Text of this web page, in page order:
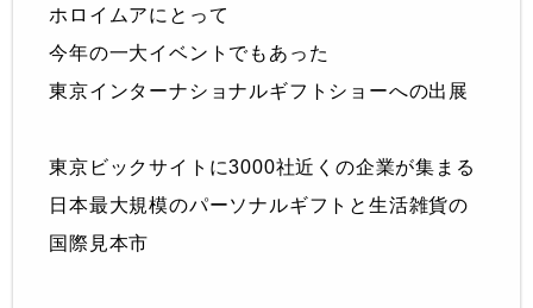
ホロイムアにとって
今年の一大イベントでもあった
東京インターナショナルギフトショーへの出展
東京ビックサイトに3000社近くの企業が集まる
日本最大規模のパーソナルギフトと生活雑貨の
国際見本市